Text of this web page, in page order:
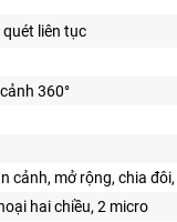
quét liên tục
360°
cảnh, mở rộng, chia
hai chiều, 2 micro